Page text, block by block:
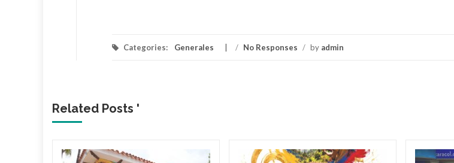
Categories: Generales / No Responses / by admin
Related Posts '